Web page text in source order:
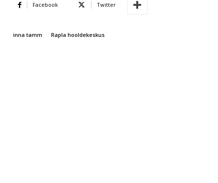
Facebook Twitter
inna tamm Rapla hooldekeskus